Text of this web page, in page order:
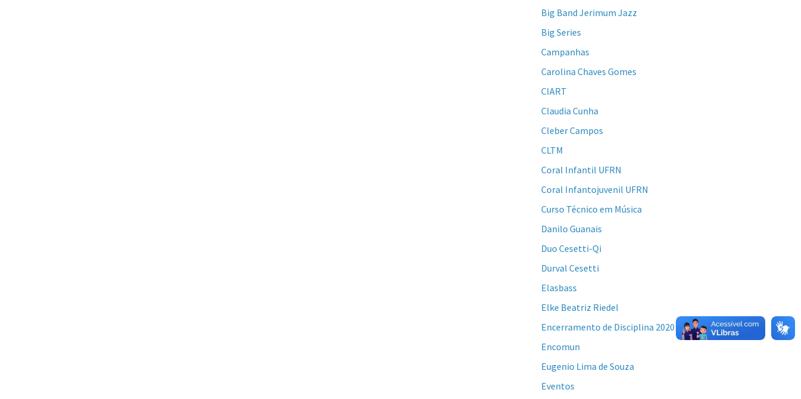
Big Band Jerimum Jazz
Big Series
Campanhas
Carolina Chaves Gomes
CIART
Claudia Cunha
Cleber Campos
CLTM
Coral Infantil UFRN
Coral Infantojuvenil UFRN
Curso Técnico em Música
Danilo Guanais
Duo Cesetti-Qi
Durval Cesetti
Elasbass
Elke Beatriz Riedel
Encerramento de Disciplina 2020
Encomun
Eugenio Lima de Souza
Eventos